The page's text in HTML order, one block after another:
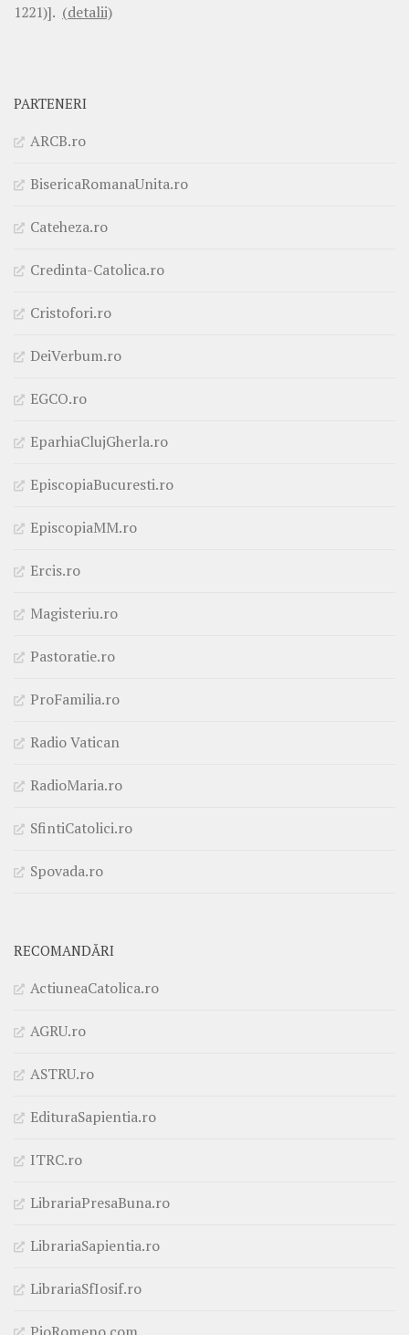
1221)]. (detalii)
PARTENERI
ARCB.ro
BisericaRomanaUnita.ro
Cateheza.ro
Credinta-Catolica.ro
Cristofori.ro
DeiVerbum.ro
EGCO.ro
EparhiaClujGherla.ro
EpiscopiaBucuresti.ro
EpiscopiaMM.ro
Ercis.ro
Magisteriu.ro
Pastoratie.ro
ProFamilia.ro
Radio Vatican
RadioMaria.ro
SfintiCatolici.ro
Spovada.ro
RECOMANDĂRI
ActiuneaCatolica.ro
AGRU.ro
ASTRU.ro
EdituraSapientia.ro
ITRC.ro
LibrariaPresaBuna.ro
LibrariaSapientia.ro
LibrariaSfIosif.ro